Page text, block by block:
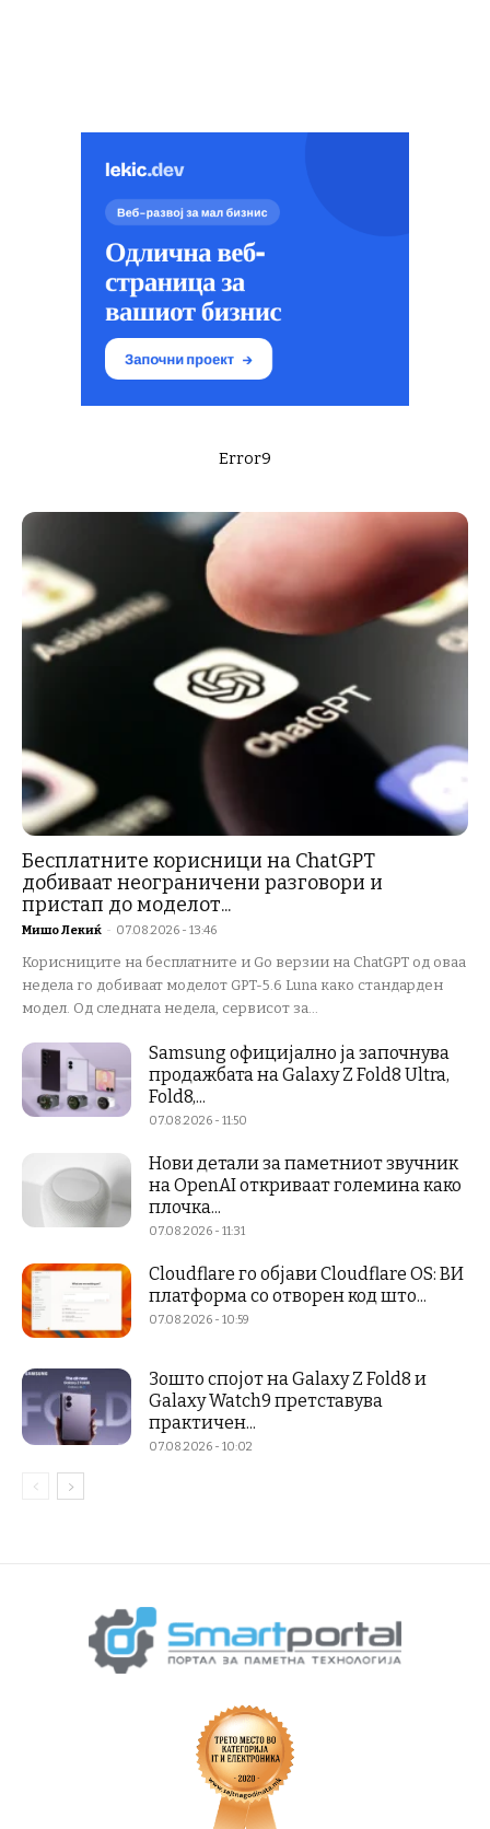
Error9
Бесплатните корисници на ChatGPT
добиваат неограничени разговори и
пристап до моделот...
Мишо Лекиќ - 07.08.2026 - 13:46
Корисниците на бесплатните и Go верзии на ChatGPT од оваа
недела го добиваат моделот GPT-5.6 Luna како стандарден
модел. Од следната недела, сервисот за...
Samsung официјално ја започнува
продажбата на Galaxy Z Fold8 Ultra,
Fold8,...
07.08.2026 - 11:50
Нови детали за паметниот звучник
на OpenAI откриваат големина како
плочка...
07.08.2026 - 11:31
Cloudflare го објави Cloudflare OS: ВИ
платформа со отворен код што...
07.08.2026 - 10:59
Зошто спојот на Galaxy Z Fold8 и
Galaxy Watch9 претставува
практичен...
07.08.2026 - 10:02